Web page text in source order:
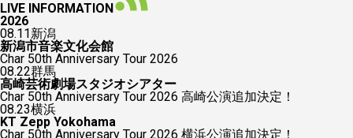
LIVE INFORMATION
2026
08.11新潟
新潟市音楽文化会館
Char 50th Anniversary Tour 2026
08.22群馬
高崎芸術劇場スタジオシアター
Char 50th Anniversary Tour 2026 高崎公演追加決定！
08.23横浜
KT Zepp Yokohama
Char 50th Anniversary Tour 2026 横浜公演追加決定！